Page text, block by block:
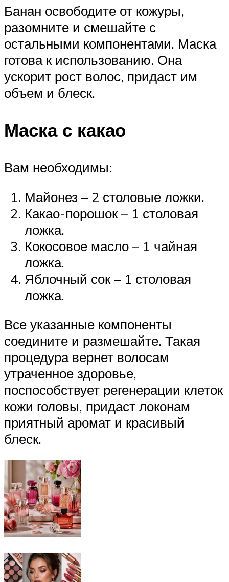
Банан освободите от кожуры,
разомните и смешайте с
остальными компонентами. Маска
готова к использованию. Она
ускорит рост волос, придаст им
объем и блеск.
Маска с какао
Вам необходимы:
Майонез – 2 столовые ложки.
Какао-порошок – 1 столовая
ложка.
Кокосовое масло – 1 чайная
ложка.
Яблочный сок – 1 столовая
ложка.
Все указанные компоненты
соедините и размешайте. Такая
процедура вернет волосам
утраченное здоровье,
поспособствует регенерации клеток
кожи головы, придаст локонам
приятный аромат и красивый
блеск.